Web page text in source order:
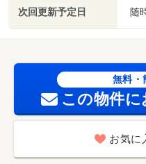
次回更新予定日 随
無料・
この物件
お気に